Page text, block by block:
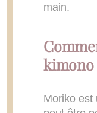
main.
kimono
Moriko est